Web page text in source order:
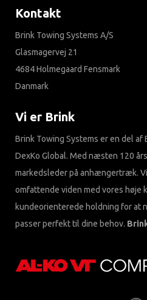
Kontakt
Brink Towing Systems A/S
Glasmagervej 21
4684 Holmegaard Fensmark
Danmark
Vi er Brink
Brink Towing Systems er en del af
DexKo Global. Med næsten 120
markedsleder på anhængertræk.
omfattende viden med vores høje
kundeorienterede holdning for at
passer perfekt til dine behov.